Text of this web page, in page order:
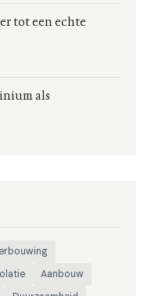
tot een echte
als
Aanbouw